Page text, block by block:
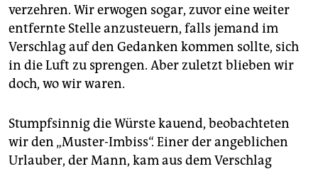
verzehren. Wir erwogen sogar, zuvor eine weiter
entfernte Stelle anzusteuern, falls jemand im
Verschlag auf den Gedanken kommen sollte, sich
in die Luft zu sprengen. Aber zuletzt blieben wir
doch, wo wir waren.
Stumpfsinnig die Würste kauend, beobachteten
wir den „Muster-Imbiss“. Einer der angeblichen
Urlauber, der Mann, kam aus dem Verschlag